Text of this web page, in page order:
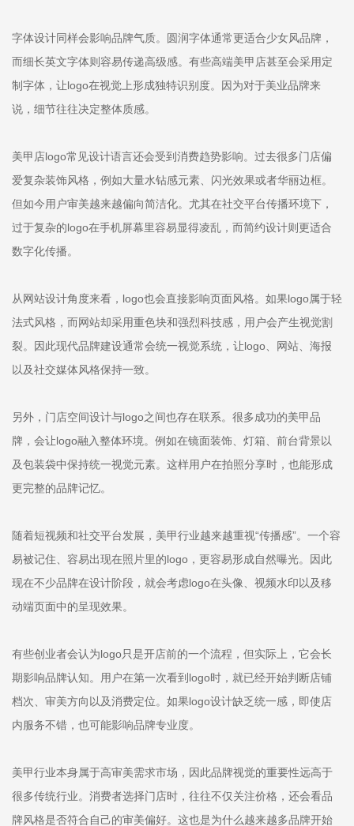
字体设计同样会影响品牌气质。圆润字体通常更适合少女风品牌，
而细长英文字体则容易传递高级感。有些高端美甲店甚至会采用定
制字体，让logo在视觉上形成独特识别度。因为对于美业品牌来
说，细节往往决定整体质感。
美甲店logo常见设计语言还会受到消费趋势影响。过去很多门店偏
爱复杂装饰风格，例如大量水钻感元素、闪光效果或者华丽边框。
但如今用户审美越来越偏向简洁化。尤其在社交平台传播环境下，
过于复杂的logo在手机屏幕里容易显得凌乱，而简约设计则更适合
数字化传播。
从网站设计角度来看，logo也会直接影响页面风格。如果logo属于轻
法式风格，而网站却采用重色块和强烈科技感，用户会产生视觉割
裂。因此现代品牌建设通常会统一视觉系统，让logo、网站、海报
以及社交媒体风格保持一致。
另外，门店空间设计与logo之间也存在联系。很多成功的美甲品
牌，会让logo融入整体环境。例如在镜面装饰、灯箱、前台背景以
及包装袋中保持统一视觉元素。这样用户在拍照分享时，也能形成
更完整的品牌记忆。
随着短视频和社交平台发展，美甲行业越来越重视“传播感”。一个容
易被记住、容易出现在照片里的logo，更容易形成自然曝光。因此
现在不少品牌在设计阶段，就会考虑logo在头像、视频水印以及移
动端页面中的呈现效果。
有些创业者会认为logo只是开店前的一个流程，但实际上，它会长
期影响品牌认知。用户在第一次看到logo时，就已经开始判断店铺
档次、审美方向以及消费定位。如果logo设计缺乏统一感，即使店
内服务不错，也可能影响品牌专业度。
美甲行业本身属于高审美需求市场，因此品牌视觉的重要性远高于
很多传统行业。消费者选择门店时，往往不仅关注价格，还会看品
牌风格是否符合自己的审美偏好。这也是为什么越来越多品牌开始